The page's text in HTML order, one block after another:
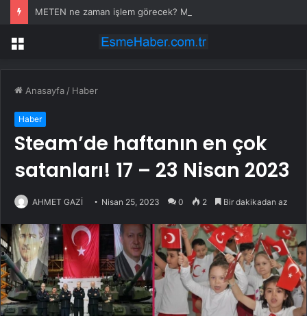
Menü
Anasayfa / Haber
Haber
Steam’de haftanın en çok
satanları! 17 – 23 Nisan 2023
AHMET GAZİ Nisan 25, 2023 0 2 Bir dakikadan az